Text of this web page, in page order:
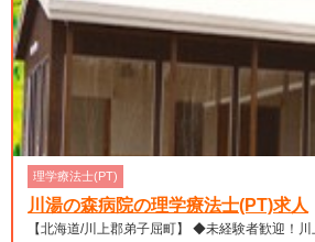
理学療法士(PT)
川湯の森病院の理学療法士(PT)求人
【北海道/川上郡弟子屈町】 ◆未経験者歓迎！川上郡の療養型病院でセラ